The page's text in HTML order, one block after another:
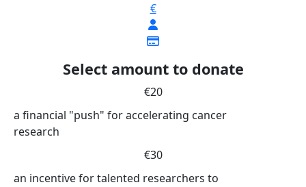
€
Select amount to donate
€20
a financial "push" for accelerating cancer
research
€30
an incentive for talented researchers to